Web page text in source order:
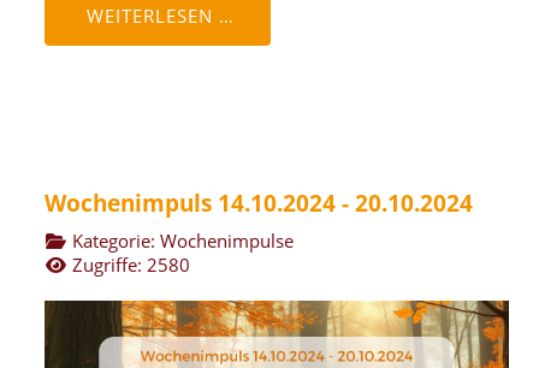
WEITERLESEN …
Wochenimpuls 14.10.2024 - 20.10.2024
Kategorie: Wochenimpulse
Zugriffe: 2580